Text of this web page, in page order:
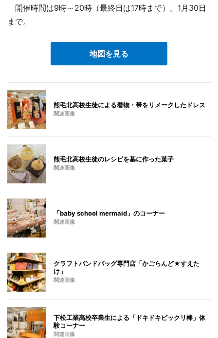
開催時間は9時～20時（最終日は17時まで）。1月30日
まで。
地図を見る
熊毛北高校生徒による着物・帯をリメークしたドレス
関連画像
熊毛北高校生徒のレシピを基に作った菓子
関連画像
「baby school mermaid」のコーナー
関連画像
クラフトバンドバッグ専門店「かごらんど★すえた
け」
関連画像
下松工業高校卒業生による「ドキドキビックリ棒」体
験コーナー
関連画像